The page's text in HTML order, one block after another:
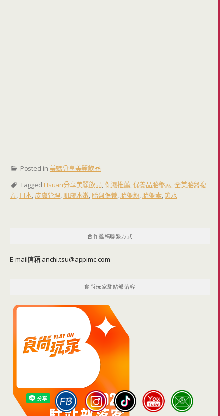
Posted in 美媽分享美麗飲品
Tagged Hsuan分享美麗飲品,保濕推薦,保養品胎盤素,全美胎盤複
方, 日本, 皮膚管理, 肌膚水嫩,胎盤保養,胎盤粉,胎盤素,鎖水
合作邀稿聯繫方式
E-mail信箱:anchi.tsu@appimc.com
食尚玩家駐站部落客